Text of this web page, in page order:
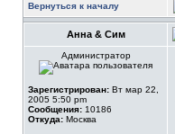
Вернуться к началу
Анна & Сим
Администратор
Зарегистрирован: Вт мар 22,
2005 5:50 pm
Сообщения: 10186
Откуда: Москва